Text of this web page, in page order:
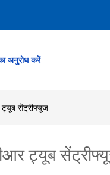
अनुरोध करें
ट्यूब सेंट्रीफ्यूज
ट्यूब